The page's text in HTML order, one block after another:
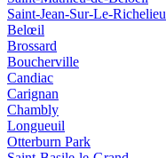
Saint-Jean-Sur-Le-Richelieu
Belœil
Brossard
Boucherville
Candiac
Carignan
Chambly
Longueuil
Otterburn Park